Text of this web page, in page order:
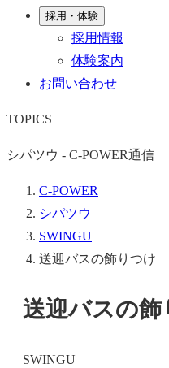
採用・体験
採用情報
体験案内
お問い合わせ
TOPICS
シパツウ - C-POWER通信
C-POWER
シパツウ
SWINGU
送迎バスの飾りつけ
送迎バスの
SWINGU